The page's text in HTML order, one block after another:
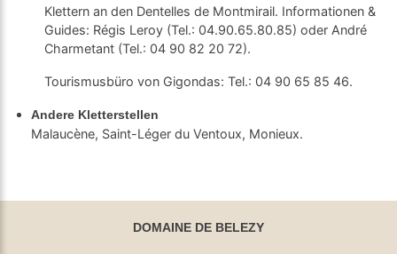
Klettern an den Dentelles de Montmirail. Informationen &
Guides: Régis Leroy (Tel.: 04.90.65.80.85) oder André
Charmetant (Tel.: 04 90 82 20 72).
Tourismusbüro von Gigondas: Tel.: 04 90 65 85 46.
Andere Kletterstellen
Malaucène, Saint-Léger du Ventoux, Monieux.
DOMAINE DE BELEZY